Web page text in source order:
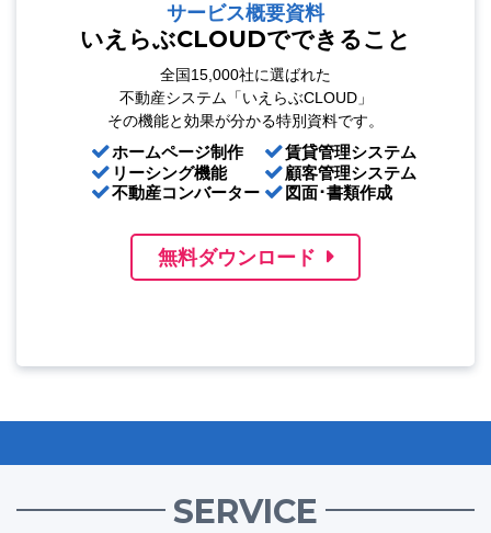
サービス概要資料
いえらぶCLOUDでできること
全国15,000社に選ばれた
不動産システム「いえらぶCLOUD」
その機能と効果が分かる特別資料です。
ホームページ制作
リーシング機能
不動産コンバーター
賃貸管理システム
顧客管理システム
図面･書類作成
無料ダウンロード
SERVICE